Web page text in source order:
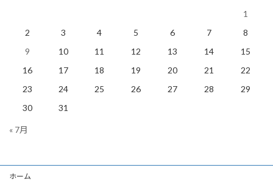
1
2
3 4 5 6 7
8
9
10 11 12 13 14
15
16
17 18 19 20 21
22
23
24 25 26 27 28
29
30
31
« 7月
ホーム